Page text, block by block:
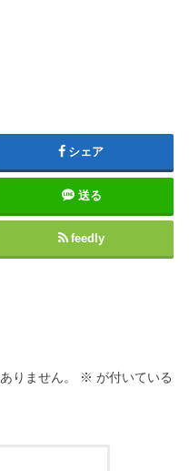
シェア
送る
feedly
りません。 ※ が付いている